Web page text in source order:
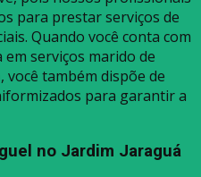
para prestar serviços de
Quando você conta com
serviços marido de
, você também dispõe de
para garantir a
no Jardim Jaraguá